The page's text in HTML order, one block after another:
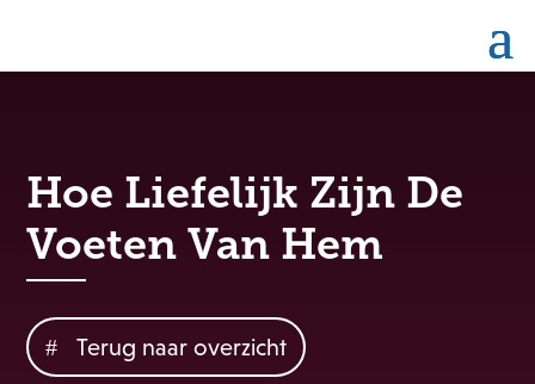
Hoe Liefelijk Zijn De
Voeten Van Hem
Terug naar overzicht